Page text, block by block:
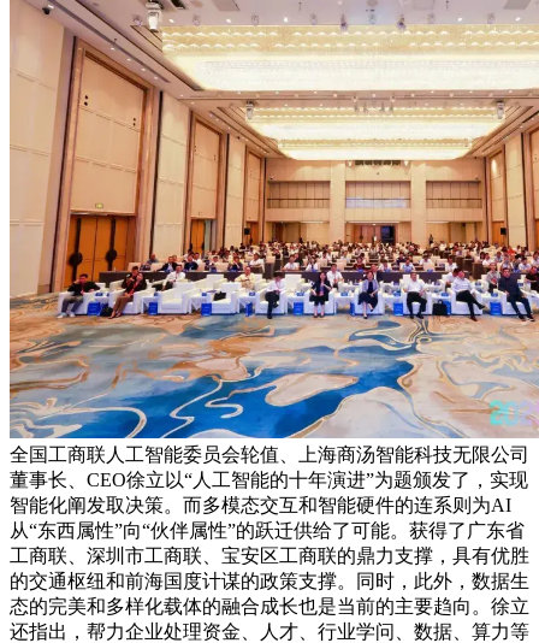
全国工商联人工智能委员会轮值、上海商汤智能科技无限公司
董事长、CEO徐立以“人工智能的十年演进”为题颁发了，实现
智能化阐发取决策。而多模态交互和智能硬件的连系则为AI
从“东西属性”向“伙伴属性”的跃迁供给了可能。获得了广东省
工商联、深圳市工商联、宝安区工商联的鼎力支撑，具有优胜
的交通枢纽和前海国度计谋的政策支撑。同时，此外，数据生
态的完美和多样化载体的融合成长也是当前的主要趋向。徐立
还指出，帮力企业处理资金、人才、行业学问、数据、算力等